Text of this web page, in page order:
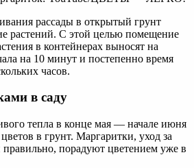
рассады в открытый грунт
растений. С этой целью помещение
в контейнерах выносят на
на 10 минут и постепенно время
часов.
в саду
тепла в конце мая — начале июня
в грунт. Маргаритки, уход за
порадуют цветением уже в